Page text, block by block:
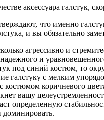
аксессуара галстук,
что именно
и вы обязательно
агрессивно и
и
под синий костюм, то
галстуку с мелким
костюмом коричневого
вашу
определенную